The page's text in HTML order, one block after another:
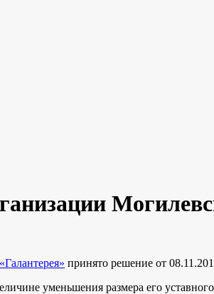
принято решение от
уменьшения размера его